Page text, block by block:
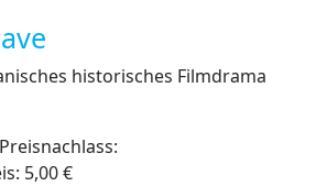
historisches Filmdrama
5,00 €